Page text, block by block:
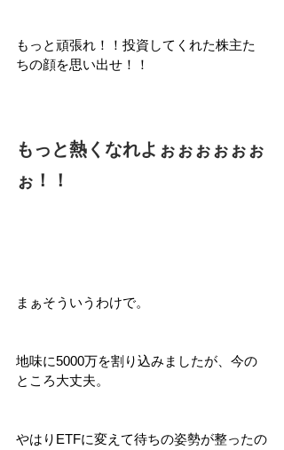
もっと頑張れ！！投資してくれた株主た
ちの顔を思い出せ！！
もっと熱くなれよぉぉぉぉぉぉ
ぉ！！
まぁそういうわけで。
地味に5000万を割り込みましたが、今の
ところ大丈夫。
やはりETFに変えて待ちの姿勢が整ったの